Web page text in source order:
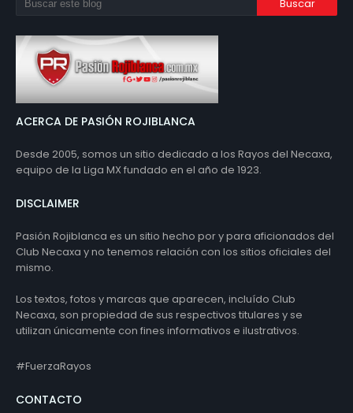
ACERCA DE PASIÓN ROJIBLANCA
Desde 2005, somos un sitio dedicado a los Rayos del Necaxa,
equipo de la Liga MX fundado en el año de 1923.
DISCLAIMER
Pasión Rojiblanca es un sitio hecho por y para aficionados del
Club Necaxa y no tenemos relación con los sitios oficiales del
mismo.
Los textos, fotos y marcas que aparecen, incluído Club
Necaxa, son propiedad de sus respectivos titulares y se
utilizan únicamente con fines informativos e ilustrativos.
#FuerzaRayos
CONTACTO